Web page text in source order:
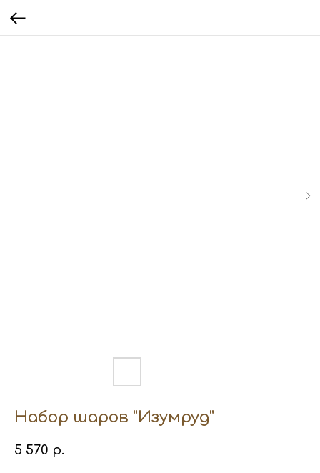
Набор шаров "Изумруд"
5 570 р.